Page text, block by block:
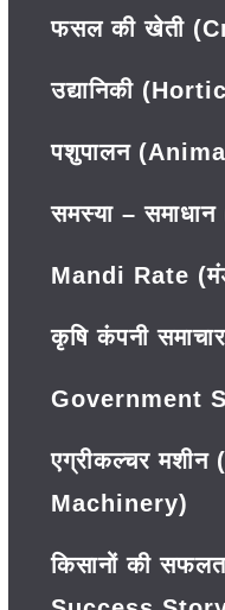
फसल की खेती
उद्यानिकी
पशुपालन
समस्या –
Mandi Rate
कृषि कंपनी
Government
एग्रीकल्चर
Machinery)
किसानों की